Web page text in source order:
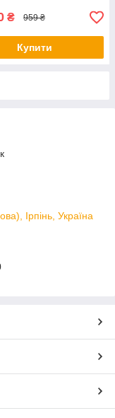
₴ 959 ₴
Купити
Ірпінь, Україна